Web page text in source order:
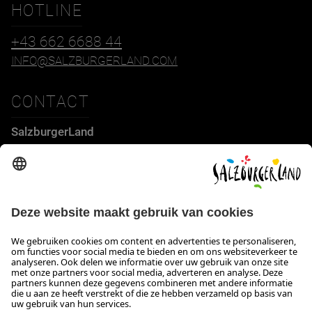
HOTLINE
+43 662 6688 44
INFO@SALZBURGERLAND.COM
CONTACT
SalzburgerLand
+43 662 6688 44
OPENINGSTIJDEN